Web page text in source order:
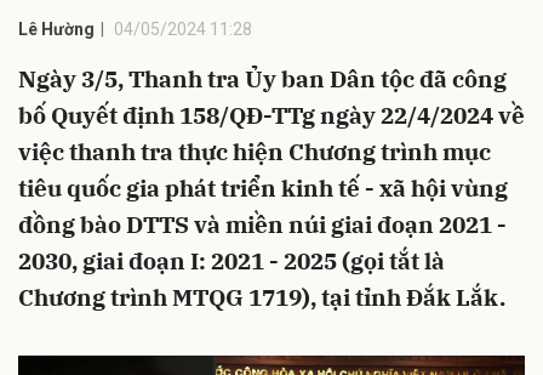
Lê Hường 04/05/2024 11:28
Ngày 3/5, Thanh tra Ủy ban Dân tộc đã công
bố Quyết định 158/QĐ-TTg ngày 22/4/2024 về
việc thanh tra thực hiện Chương trình mục
tiêu quốc gia phát triển kinh tế - xã hội vùng
đồng bào DTTS và miền núi giai đoạn 2021 -
2030, giai đoạn I: 2021 - 2025 (gọi tắt là
Chương trình MTQG 1719), tại tỉnh Đắk Lắk.